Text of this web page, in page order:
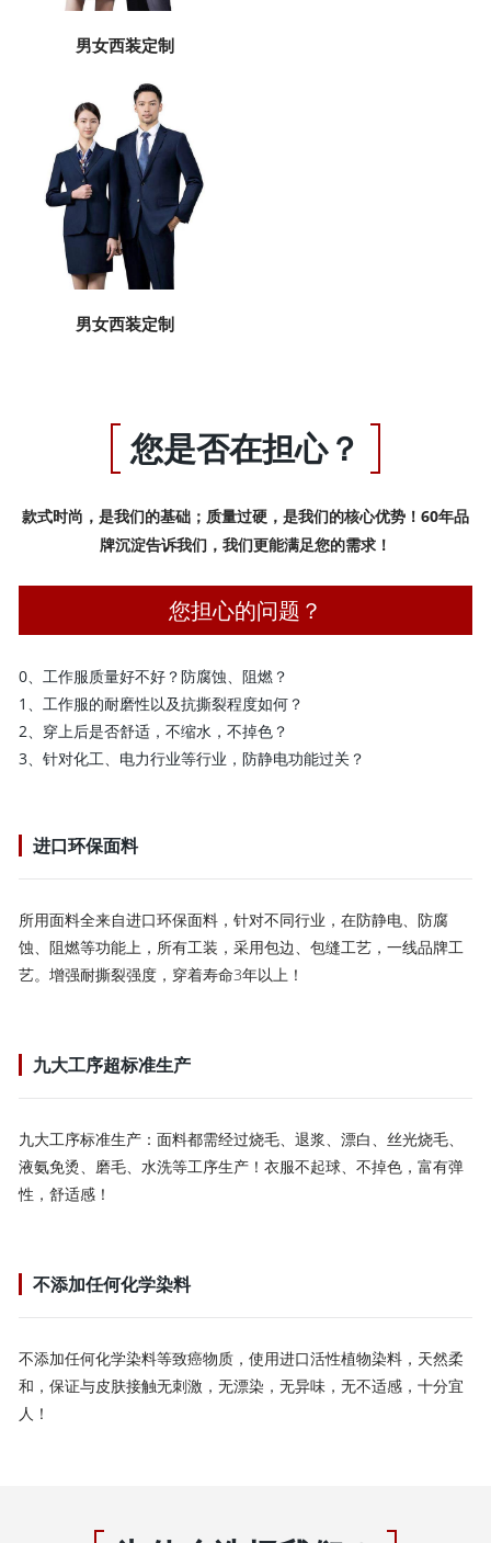
男女西装定制
男女西装定制
您是否在担心？
款式时尚，是我们的基础；质量过硬，是我们的核心优势！60年品
牌沉淀告诉我们，我们更能满足您的需求！
您担心的问题？
0、工作服质量好不好？防腐蚀、阻燃？
1、工作服的耐磨性以及抗撕裂程度如何？
2、穿上后是否舒适，不缩水，不掉色？
3、针对化工、电力行业等行业，防静电功能过关？
进口环保面料
所用面料全来自进口环保面料，针对不同行业，在防静电、防腐
蚀、阻燃等功能上，所有工装，采用包边、包缝工艺，一线品牌工
艺。增强耐撕裂强度，穿着寿命3年以上！
九大工序超标准生产
九大工序标准生产：面料都需经过烧毛、退浆、漂白、丝光烧毛、
液氨免烫、磨毛、水洗等工序生产！衣服不起球、不掉色，富有弹
性，舒适感！
不添加任何化学染料
不添加任何化学染料等致癌物质，使用进口活性植物染料，天然柔
和，保证与皮肤接触无刺激，无漂染，无异味，无不适感，十分宜
人！